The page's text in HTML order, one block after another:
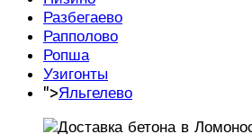
Разбегаево
Рапполово
Ропша
Узигонты
">Яльгелево